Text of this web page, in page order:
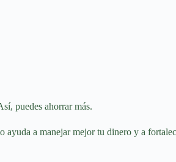
puedes ahorrar más.
ayuda a manejar mejor tu dinero y a